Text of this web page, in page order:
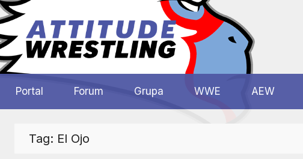
Przejdź
do
treści
Wrestling
Polska
Wrestlingu
Portal Forum Grupa WWE AEW
Tag: El Ojo